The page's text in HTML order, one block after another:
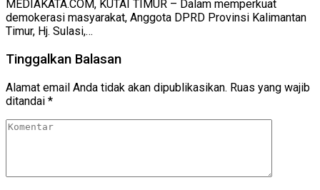
MEDIAKATA.COM, KUTAI TIMUR – Dalam memperkuat
demokerasi masyarakat, Anggota DPRD Provinsi Kalimantan
Timur, Hj. Sulasi,…
Tinggalkan Balasan
Alamat email Anda tidak akan dipublikasikan. Ruas yang wajib
ditandai *